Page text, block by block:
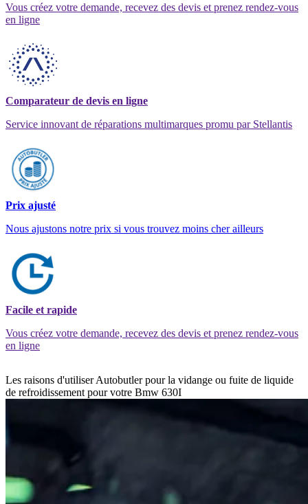
Vous créez votre demande, recevez des devis et prenez rendez-vous
en ligne
Comparateur de devis en ligne
Service innovant de réparations multimarques promu par Stellantis
Prix ajusté
Nous ajustons notre prix si vous trouvez moins cher ailleurs
Facile et rapide
Vous créez votre demande, recevez des devis et prenez rendez-vous
en ligne
Les raisons d'utiliser Autobutler pour la vidange ou fuite de liquide
de refroidissement pour votre Bmw 630I